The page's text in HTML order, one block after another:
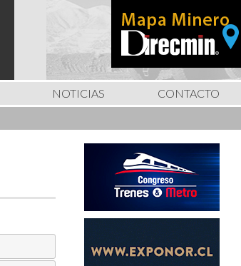
NOTICIAS CONTACTO